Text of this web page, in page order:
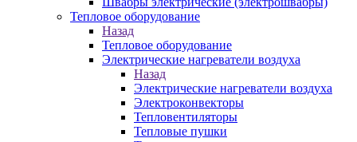
Тепловое оборудование
Назад
Тепловое оборудование
Электрические нагреватели воздуха
Назад
Электрические нагреватели воздуха
Электроконвекторы
Тепловентиляторы
Тепловые пушки